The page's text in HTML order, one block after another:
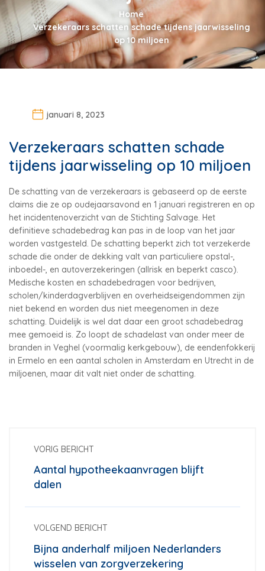
Home
Verzekeraars schatten schade tijdens jaarwisseling
op 10 miljoen
januari 8, 2023
Verzekeraars schatten schade
tijdens jaarwisseling op 10 miljoen
De schatting van de verzekeraars is gebaseerd op de eerste
claims die ze op oudejaarsavond en 1 januari registreren en op
het incidentenoverzicht van de Stichting Salvage. Het
definitieve schadebedrag kan pas in de loop van het jaar
worden vastgesteld. De schatting beperkt zich tot verzekerde
schade die onder de dekking valt van particuliere opstal-,
inboedel-, en autoverzekeringen (allrisk en beperkt casco).
Medische kosten en schadebedragen voor bedrijven,
scholen/kinderdagverblijven en overheidseigendommen zijn
niet bekend en worden dus niet meegenomen in deze
schatting. Duidelijk is wel dat daar een groot schadebedrag
mee gemoeid is. Zo loopt de schadelast van onder meer de
branden in Veghel (voormalig kerkgebouw), de eendenfokkerij
in Ermelo en een aantal scholen in Amsterdam en Utrecht in de
miljoenen, maar dit valt niet onder de schatting.
VORIG BERICHT
Aantal hypotheekaanvragen blijft
dalen
VOLGEND BERICHT
Bijna anderhalf miljoen Nederlanders
wisselen van zorgverzekering